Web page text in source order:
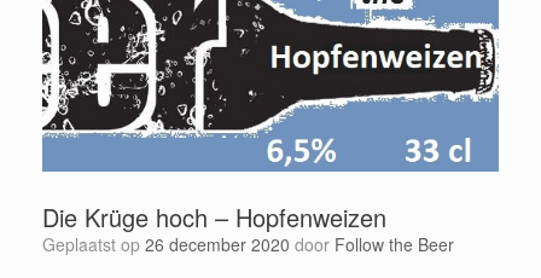
Die Krüge hoch – Hopfenweizen
Geplaatst op 26 december 2020 door Follow the Beer